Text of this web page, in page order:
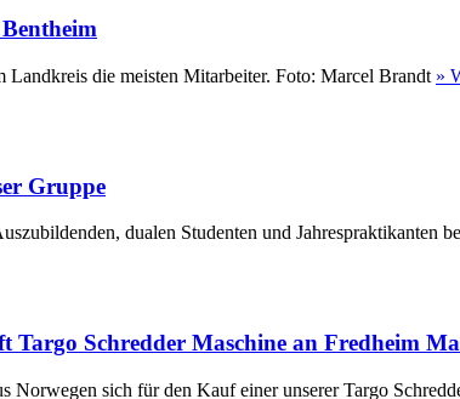
die meisten Mitarbeiter. Foto: Marcel Brandt »
Gruppe
dualen Studenten und Jahrespraktikanten
Targo Schredder Maschine an Fredheim
Norwegen sich für den Kauf einer unserer Targo